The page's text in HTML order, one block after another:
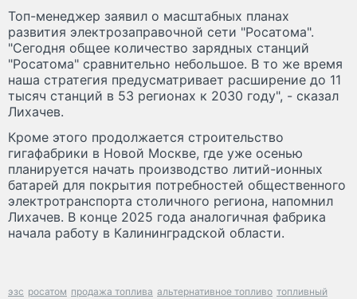
Топ-менеджер заявил о масштабных планах
развития электрозаправочной сети "Росатома".
"Сегодня общее количество зарядных станций
"Росатома" сравнительно небольшое. В то же время
наша стратегия предусматривает расширение до 11
тысяч станций в 53 регионах к 2030 году", - сказал
Лихачев.
Кроме этого продолжается строительство
гигафабрики в Новой Москве, где уже осенью
планируется начать производство литий-ионных
батарей для покрытия потребностей общественного
электротранспорта столичного региона, напомнил
Лихачев. В конце 2025 года аналогичная фабрика
начала работу в Калининградской области.
эзс росатом продажа топлива альтернативное топливо топливный